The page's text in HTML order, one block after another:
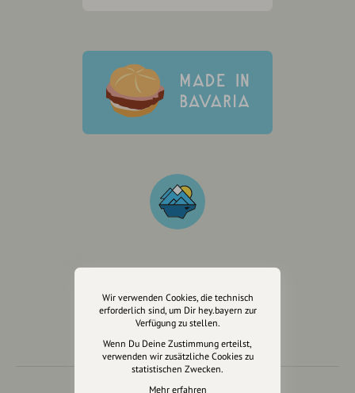
Wir verwenden Cookies, die technisch
erforderlich sind, um Dir hey.bayern zur
Verfügung zu stellen.
Wenn Du Deine Zustimmung erteilst,
verwenden wir zusätzliche Cookies zu
statistischen Zwecken.
Mehr erfahren